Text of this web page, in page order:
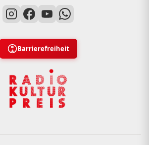
Barrierefreiheit